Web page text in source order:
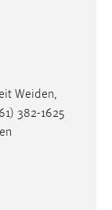
Weiden,
382-1625